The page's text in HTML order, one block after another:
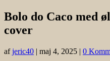
Bolo do Caco med
cover
afjeric40 | maj 4, 2025 | 0